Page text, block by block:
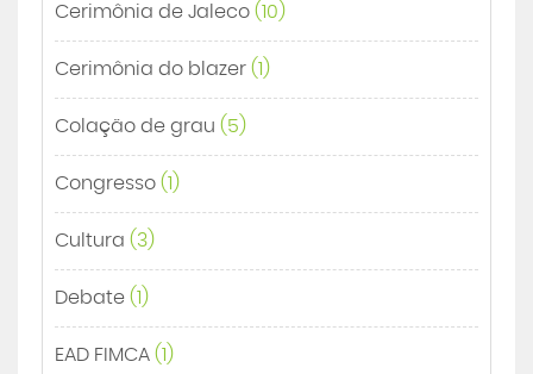
Cerimônia de Jaleco (10)
Cerimônia do blazer (1)
Colação de grau (5)
Congresso (1)
Cultura (3)
Debate (1)
EAD FIMCA (1)